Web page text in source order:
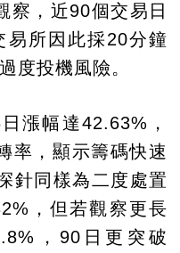
察，近90個交易日
易所因此採20分鐘
度投機風險。
漲幅達42.63%，
率，顯示籌碼快速
針同樣為二度處置
，但若觀察更長
，90日更突破